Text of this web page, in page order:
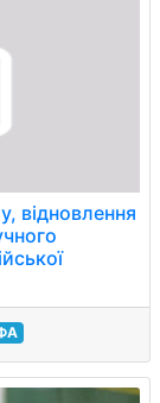
відновлення